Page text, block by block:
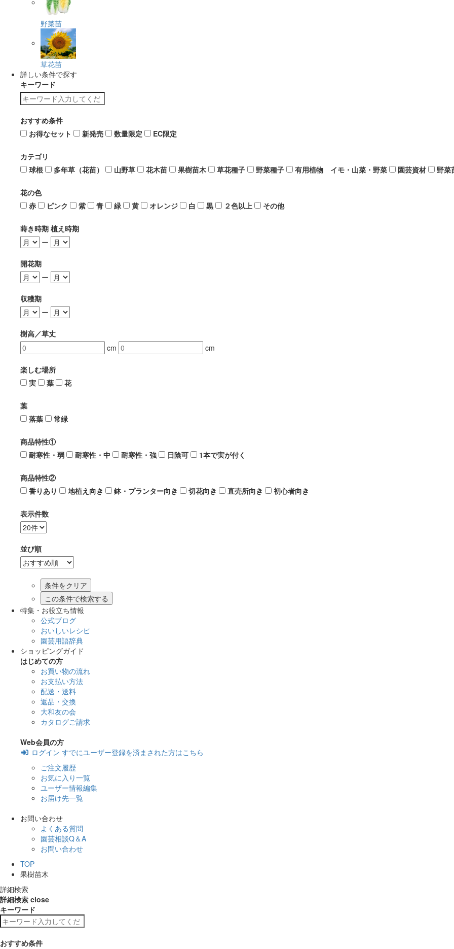
野菜苗
草花苗
詳しい条件で探す
キーワード
おすすめ条件
お得なセット
新発売 数量限定 EC限定
カテゴリ
球根
多年草（花苗） 山野草 花木苗 果樹苗木 草花種子 野菜種子 有用植物 イモ・山菜・野菜 園芸資材 野菜
花の色
赤
ピンク 紫 青 緑 黄 オレンジ 白 黒 ２色以上 その他
蒔き時期 植え時期
ー
開花期
ー
収穫期
ー
樹高／草丈
cm
cm
楽しむ場所
実
葉 花
葉
落葉
常緑
商品特性①
耐寒性・弱
耐寒性・中 耐寒性・強 日陰可 1本で実が付く
商品特性②
香りあり
地植え向き 鉢・プランター向き 切花向き 直売所向き 初心者向き
表示件数
並び順
この条件で検索する
特集・お役立ち情報
公式ブログ
おいしいレシピ
園芸用語辞典
ショッピングガイド
はじめての方
お買い物の流れ
お支払い方法
配送・送料
返品・交換
大和友の会
カタログご請求
Web会員の方
ログイン すでにユーザー登録を済まされた方はこちら
ご注文履歴
お気に入り一覧
ユーザー情報編集
お届け先一覧
お問い合わせ
よくある質問
園芸相談Q＆A
お問い合わせ
TOP
果樹苗木
詳細検索
詳細検索 close
キーワード
おすすめ条件